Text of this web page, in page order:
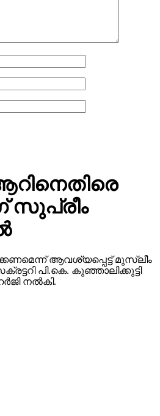
സുപ്രീം
ആവശ്യപ്പെട്ട് മുസ്ലീം
പി.കെ. കുഞ്ഞാലിക്കുട്ടി
നല്‍കി.